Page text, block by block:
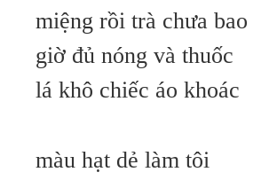
miệng rồi trà chưa bao
giờ đủ nóng và thuốc
lá khô chiếc áo khoác
màu hạt dẻ làm tôi